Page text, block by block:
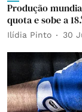
Produção
quota e sobe a
Ilídia Pinto 30